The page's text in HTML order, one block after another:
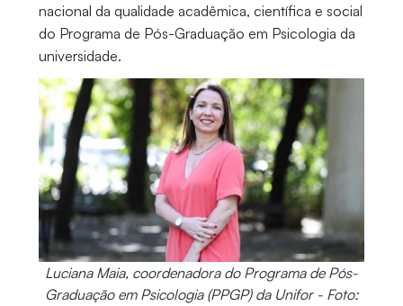
nacional da qualidade acadêmica, científica e social
do Programa de Pós-Graduação em Psicologia da
universidade.
Luciana Maia, coordenadora do Programa de Pós-
Graduação em Psicologia (PPGP) da Unifor - Foto: